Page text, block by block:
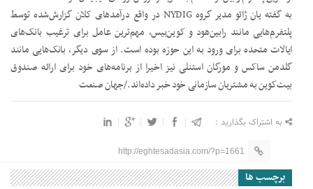
به گفته یان ژائو مدیر گروه NYDIG در واقع درآمدهای کلان گزارش‌شده توسط
پلتفرم‌هایی مانند رابین‌هود و کوین‌بیس، مهم‌ترین عامل برای ترغیب بانک‌های
ایالات متحده برای ورود به این حوزه بوده است. از سوی دیگر، بانک‌هایی مانند
گلدمن ساکس و مورگان استنلی نیز اخیرا از برنامه‌های خود برای ارائه صندوق
بیت‌کوین به مشتریان سازمانی خود خبر داده‌اند./جهان صنعت
به اشتراک بگذارید :
http://eghtesadasia.com/?p=1661
برچسب ها